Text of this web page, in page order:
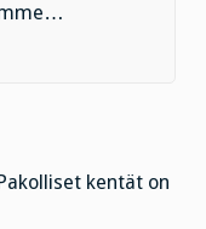
Pakolliset kentät on